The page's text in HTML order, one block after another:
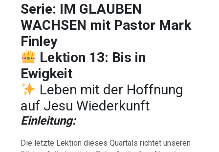
Serie: IM GLAUBEN
WACHSEN mit Pastor Mark
Finley
Lektion 13: Bis in
Ewigkeit
Leben mit der Hoffnung
auf Jesu Wiederkunft
Einleitung:
Die letzte Lektion dieses Quartals richtet unseren